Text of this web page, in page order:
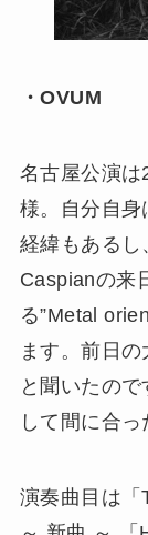
・OVUM
名古屋公演
様。自分自身
経緯もある
Caspianの来
る”Metal
ます。前日
と聞いたの
して間に合っ
演奏曲目は「